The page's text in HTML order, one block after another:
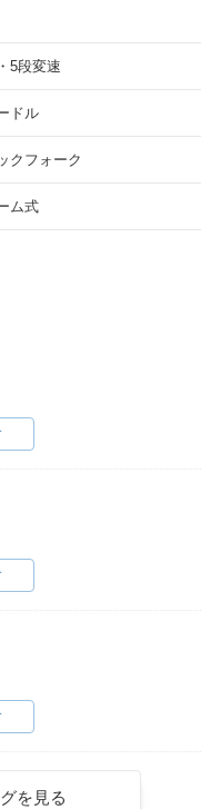
5段変速
ドル
クフォーク
ム式
を見る